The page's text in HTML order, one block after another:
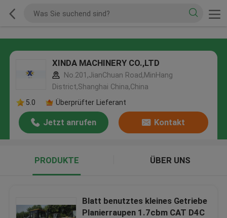
XINDA MACHINERY CO.,LTD
No.201,JianChuan Road,MinHang
District,Shanghai China,China
5.0
Überprüfter Lieferant
Jetzt anrufen Kontakt
PRODUKTE ÜBER UNS
Blatt benutztes kleines Getriebe
Planierraupen 1.7cbm CAT D4C